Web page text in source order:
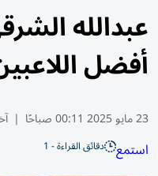
عبدالله
أفضل
23 مايو 2025 00:11 صباحًا |
استمع دقائق القراءة - 1